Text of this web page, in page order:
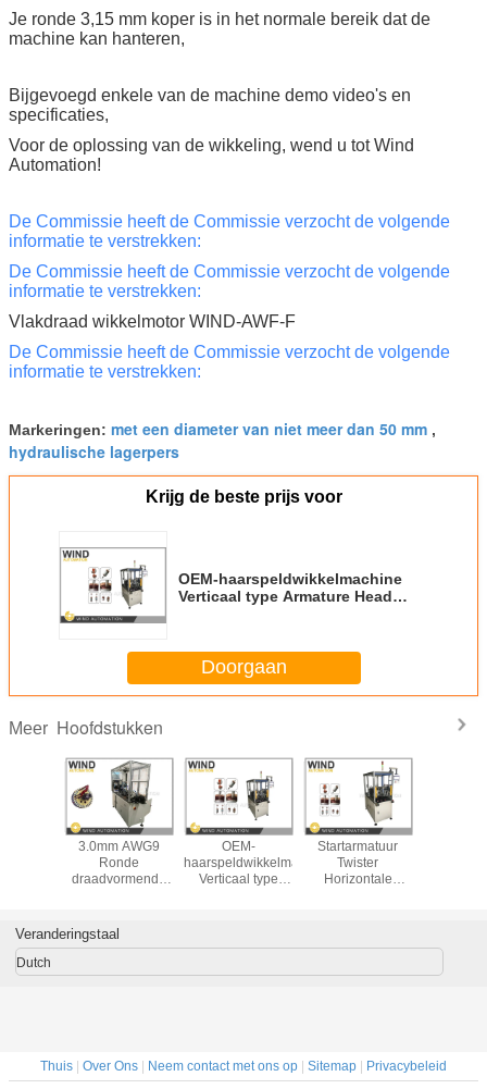
Je ronde 3,15 mm koper is in het normale bereik dat de
machine kan hanteren,
Bijgevoegd enkele van de machine demo video's en
specificaties,
Voor de oplossing van de wikkeling, wend u tot Wind
Automation!
De Commissie heeft de Commissie verzocht de volgende
informatie te verstrekken:
De Commissie heeft de Commissie verzocht de volgende
informatie te verstrekken:
Vlakdraad wikkelmotor WIND-AWF-F
De Commissie heeft de Commissie verzocht de volgende
informatie te verstrekken:
Markeringen: met een diameter van niet meer dan 50 mm ,
hydraulische lagerpers
Krijg de beste prijs voor
OEM-haarspeldwikkelmachine
Verticaal type Armature Head
Doorgaan
Meer Hoofdstukken
3.0mm AWG9
Ronde
draadvormende
startarmaturen
OEM-
haarspeldwikkelmachine
Verticaal type
Startarmatuur
Twister
Horizontale
Veranderingstaal
Dutch
Thuis Over Ons Neem contact met ons op Sitemap
Privacybeleid